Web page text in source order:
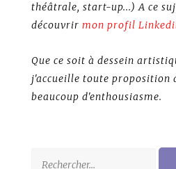
théâtrale, start-up...) A ce
découvrir mon profil
Que ce soit à dessein
j'accueille toute proposition
beaucoup d'enthousiasme.